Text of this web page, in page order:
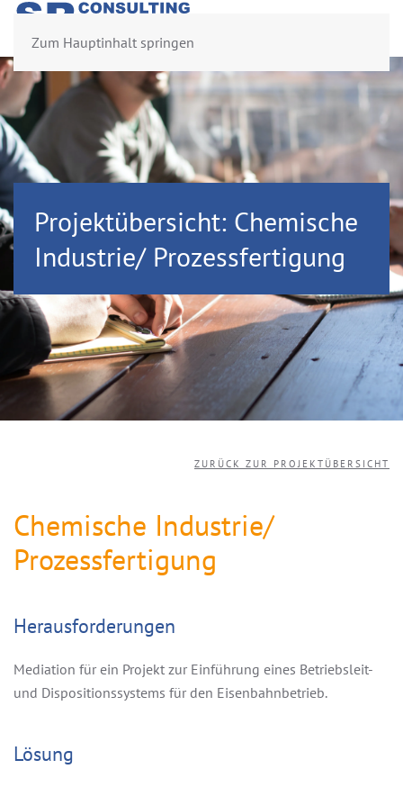
Zum Hauptinhalt springen
Projektübersicht: Chemische
Industrie/ Prozessfertigung
ZURÜCK ZUR PROJEKTÜBERSICHT
Chemische Industrie/
Prozessfertigung
Herausforderungen
Mediation für ein Projekt zur Einführung eines Betriebsleit-
und Dispositionssystems für den Eisenbahnbetrieb.
Lösung